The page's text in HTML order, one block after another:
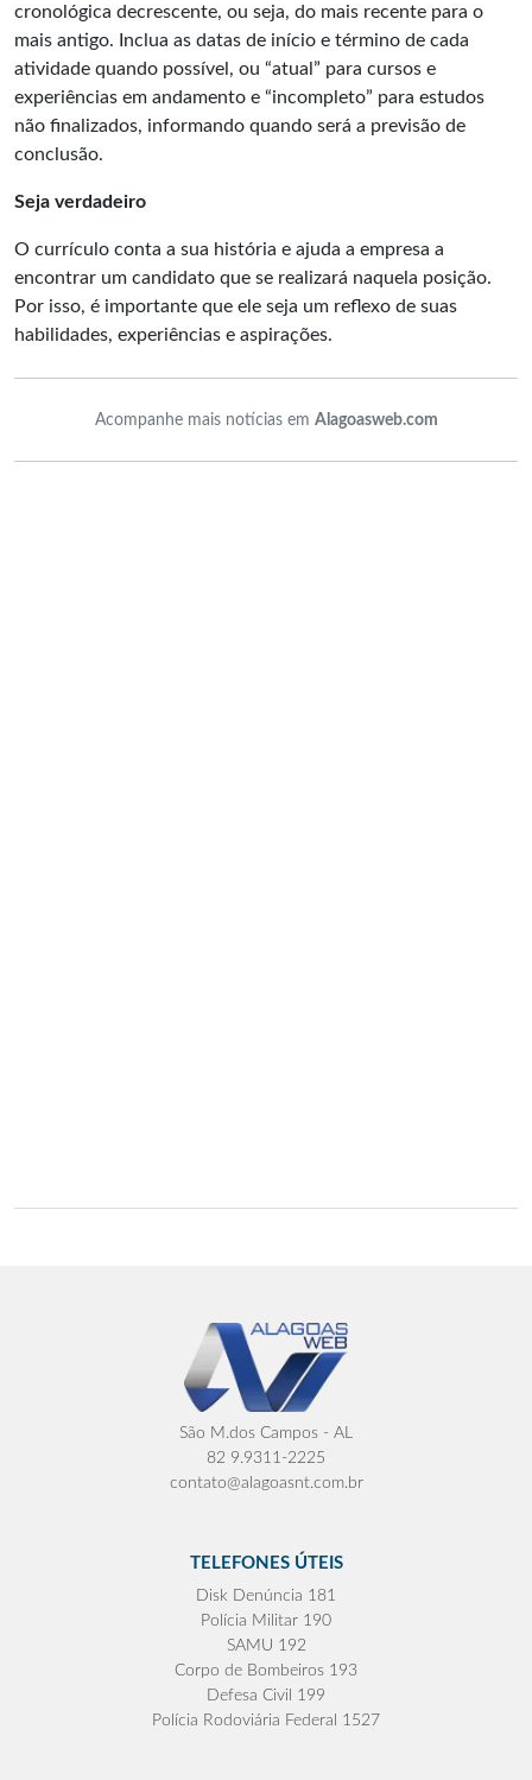
cronológica decrescente, ou seja, do mais recente para o
mais antigo. Inclua as datas de início e término de cada
atividade quando possível, ou “atual” para cursos e
experiências em andamento e “incompleto” para estudos
não finalizados, informando quando será a previsão de
conclusão.
Seja verdadeiro
O currículo conta a sua história e ajuda a empresa a
encontrar um candidato que se realizará naquela posição.
Por isso, é importante que ele seja um reflexo de suas
habilidades, experiências e aspirações.
Acompanhe mais notícias em Alagoasweb.com
São M.dos Campos - AL
82 9.9311-2225
contato@alagoasnt.com.br
TELEFONES ÚTEIS
Disk Denúncia 181
Polícia Militar 190
SAMU 192
Corpo de Bombeiros 193
Defesa Civil 199
Polícia Rodoviária Federal 1527